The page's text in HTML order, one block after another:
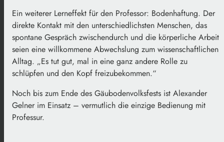
Ein weiterer Lerneffekt für den Professor: Bodenhaftung. Der
direkte Kontakt mit den unterschiedlichsten Menschen, das
spontane Gespräch zwischendurch und die körperliche Arbeit
seien eine willkommene Abwechslung zum wissenschaftlichen
Alltag. „Es tut gut, mal in eine ganz andere Rolle zu
schlüpfen und den Kopf freizubekommen.“
Noch bis zum Ende des Gäubodenvolksfests ist Alexander
Gelner im Einsatz – vermutlich die einzige Bedienung mit
Professur.